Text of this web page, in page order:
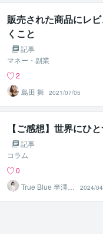
販売された商品にレ
くこと
記事
マネー・副業
2
島田 舞 2021/07/05
【ご感想】世界にひ
記事
コラム
0
True Blue 半澤登
2024/